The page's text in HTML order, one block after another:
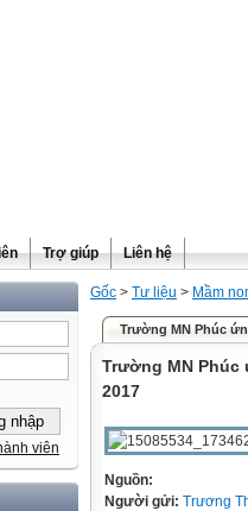
Trợ giúp Liên hệ
viên
Gốc > Tư liệu > Mầm
Trường MN Phúc
Trường MN Phúc
2017
Nguồn:
Người gửi: Trương